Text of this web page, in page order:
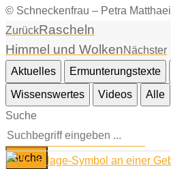
© Schneckenfrau – Petra Matthaei
ZurückRascheln
Himmel und WolkenNächster
Aktuelles
Ermunterungstexte
Wissenswertes
Videos
Alle
Suche
Suche